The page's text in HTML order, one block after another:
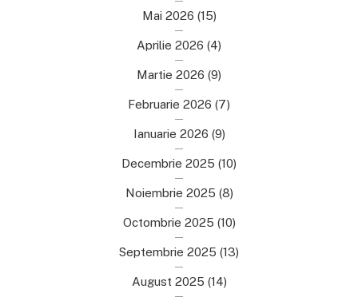
Mai 2026 (15)
Aprilie 2026 (4)
Martie 2026 (9)
Februarie 2026 (7)
Ianuarie 2026 (9)
Decembrie 2025 (10)
Noiembrie 2025 (8)
Octombrie 2025 (10)
Septembrie 2025 (13)
August 2025 (14)